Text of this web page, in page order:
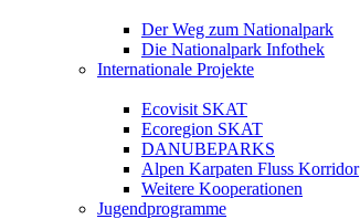
Der Weg zum Nationalpark
Die Nationalpark Infothek
Internationale Projekte
Ecovisit SKAT
Ecoregion SKAT
DANUBEPARKS
Alpen Karpaten Fluss Korridor
Weitere Kooperationen
Jugendprogramme